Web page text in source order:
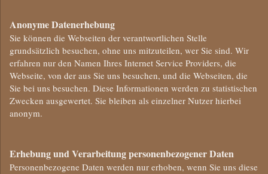
Anonyme Datenerhebung
Sie können die Webseiten der verantwortlichen Stelle
grundsätzlich besuchen, ohne uns mitzuteilen, wer Sie sind. Wir
erfahren nur den Namen Ihres Internet Service Providers, die
Webseite, von der aus Sie uns besuchen, und die Webseiten, die
Sie bei uns besuchen. Diese Informationen werden zu statistischen
Zwecken ausgewertet. Sie bleiben als einzelner Nutzer hierbei
anonym.
Erhebung und Verarbeitung personenbezogener Daten
Personenbezogene Daten werden nur erhoben, wenn Sie uns diese